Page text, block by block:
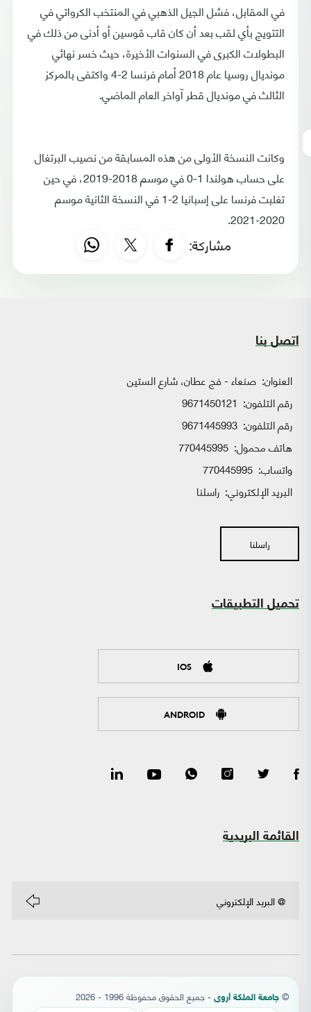
في المقابل، فشل الجيل الذهبي في المنتخب الكرواتي في
التتويج بأي لقب بعد أن كان قاب قوسين أو أدنى من ذلك في
البطولات الكبرى في السنوات الأخيرة، حيث خسر نهائي
مونديال روسيا عام 2018 أمام فرنسا 2-4 واكتفى بالمركز
الثالث في مونديال قطر آواخر العام الماضي.
وكانت النسخة الأولى من هذه المسابقة من نصيب البرتغال
على حساب هولندا 1-0 في موسم 2018-2019، في حين
تغلبت فرنسا على إسبانيا 2-1 في النسخة الثانية موسم
2020-2021.
مشاركة:
اتصل بنا
العنوان: صنعاء - فج عطان، شارع الستين
رقم التلفون: 9671450121
رقم التلفون: 9671445993
هاتف محمول: 770445995
واتساب:
البريد الإلكتروني: راسلنا
راسلنا
تحميل التطبيقات
IOS
ANDROID
القائمة البريدية
© جامعة الملكة أروى - جميع الحقوق محفوظة 1996 - 2026